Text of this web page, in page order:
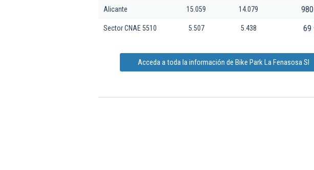
Alicante 15.059 14.079 980
Sector CNAE 5510 5.507 5.438 69
Acceda a toda la información de Bike Park La Fenasosa Sl